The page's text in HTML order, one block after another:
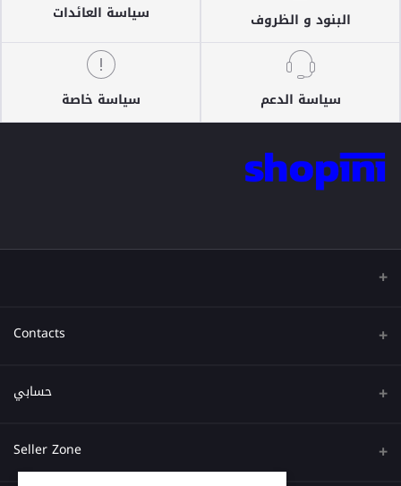
البنود و الظروف سياسة العائدات
سياسة الدعم سياسة خاصة
Contacts
عنوان
حسابي
تسجيل الدخول
Seller Zone